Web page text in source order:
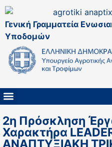
Γενική Γραμματεία
Υποδομών
2η Πρόσκληση
Χαρακτήρα
ΑΝΑΠΤΥΞΙΑΚΗ